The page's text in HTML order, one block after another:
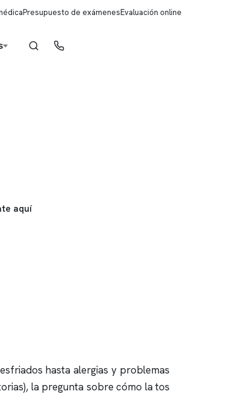
Presupuesto de exámenesEvaluación online
aquí
hasta alergias y problemas
la pregunta sobre cómo la tos